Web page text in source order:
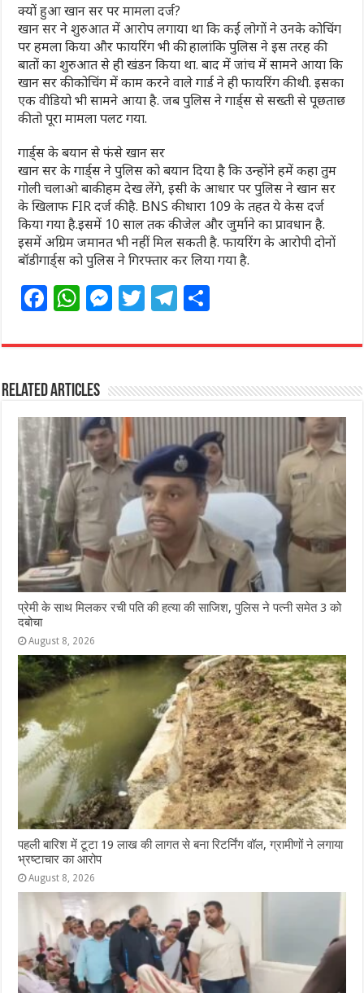
क्यों हुआ खान सर पर मामला दर्ज?
खान सर ने शुरुआत में आरोप लगाया था कि कई लोगों ने उनके कोचिंग
पर हमला किया और फायरिंग भी की. हालांकि पुलिस ने इस तरह की
बातों का शुरुआत से ही खंडन किया था. बाद में जांच में सामने आया कि
खान सर की कोचिंग में काम करने वाले गार्ड ने ही फायरिंग की थी. इसका
एक वीड‍ियो भी सामने आया है. जब पुलिस ने गार्ड्स से सख्ती से पूछताछ
की तो पूरा मामला पलट गया.
गार्ड्स के बयान से फंसे खान सर
खान सर के गार्ड्स ने पुलिस को बयान दिया है कि उन्होंने हमें कहा तुम
गोली चलाओ बाकी हम देख लेंगे, इसी के आधार पर पुलिस ने खान सर
के खिलाफ FIR दर्ज की है. BNS की धारा 109 के तहत ये केस दर्ज
किया गया है.इसमें 10 साल तक की जेल और जुर्माने का प्रावधान है.
इसमें अग्रिम जमानत भी नहीं मिल सकती है. फायरिंग के आरोपी दोनों
बॉडीगार्ड्स को पुलिस ने गिरफ्तार कर लिया गया है.
F
c
e
b
o
o
k
W
at
s
A
p
p
M
ss
n
g
e
r
T
itt
r
T
e
ra
m
ar
Related Articles
प्रेमी के साथ मिलकर रची पति की हत्या की साजिश, पुलिस ने पत्नी समेत 3 को
दबोचा
August 8, 2026
पहली बारिश में टूटा 19 लाख की लागत से बना रिटर्निंग वॉल, ग्रामीणों ने लगाया
भ्रष्टाचार का आरोप
August 8, 2026